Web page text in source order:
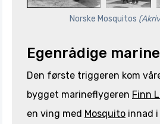
Norske Mosquitos
Egenrådige
Den første triggeren kom
bygget marineflygeren Finn
en ving med Mosquito innad